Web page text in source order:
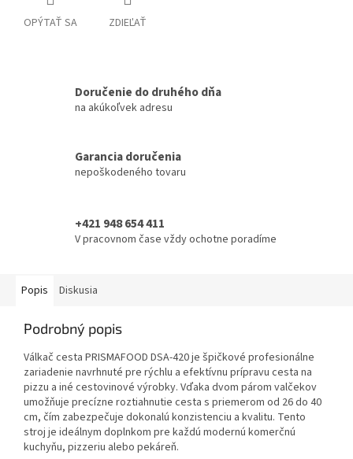
OPÝTAŤ SA ZDIEĽAŤ
Doručenie do druhého dňa
na akúkoľvek adresu
Garancia doručenia
nepoškodeného tovaru
+421 948 654 411
V pracovnom čase vždy ochotne poradíme
Popis Diskusia
Podrobný popis
Válkač cesta PRISMAFOOD DSA-420 je špičkové profesionálne
zariadenie navrhnuté pre rýchlu a efektívnu prípravu cesta na
pizzu a iné cestovinové výrobky. Vďaka dvom párom valčekov
umožňuje precízne roztiahnutie cesta s priemerom od 26 do 40
cm, čím zabezpečuje dokonalú konzistenciu a kvalitu. Tento
stroj je ideálnym doplnkom pre každú modernú komerčnú
kuchyňu, pizzeriu alebo pekáreň.